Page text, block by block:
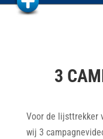
3
Voor de lijsttrekker
wij 3